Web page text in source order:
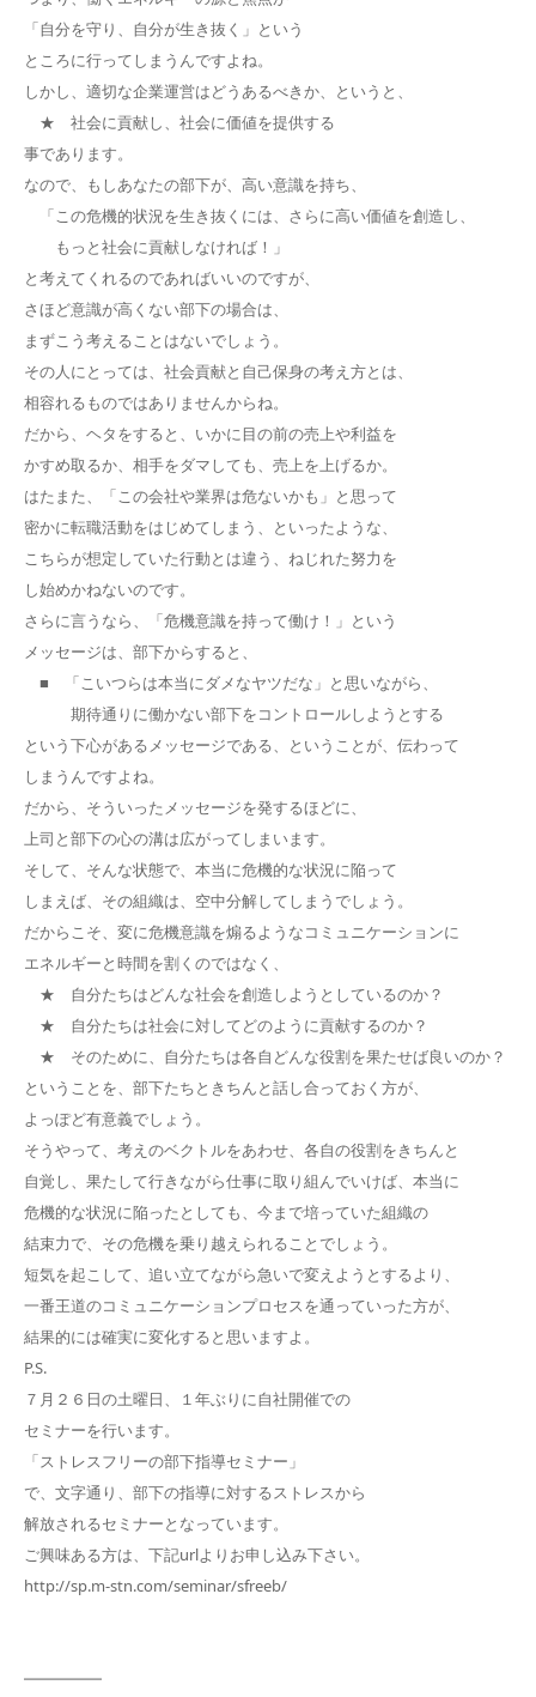
「自分を守り、自分が生き抜く」という
ところに行ってしまうんですよね。
しかし、適切な企業運営はどうあるべきか、というと、
★ 社会に貢献し、社会に価値を提供する
事であります。
なので、もしあなたの部下が、高い意識を持ち、
「この危機的状況を生き抜くには、さらに高い価値を創造し、
もっと社会に貢献しなければ！」
と考えてくれるのであればいいのですが、
さほど意識が高くない部下の場合は、
まずこう考えることはないでしょう。
その人にとっては、社会貢献と自己保身の考え方とは、
相容れるものではありませんからね。
だから、ヘタをすると、いかに目の前の売上や利益を
かすめ取るか、相手をダマしても、売上を上げるか。
はたまた、「この会社や業界は危ないかも」と思って
密かに転職活動をはじめてしまう、といったような、
こちらが想定していた行動とは違う、ねじれた努力を
し始めかねないのです。
さらに言うなら、「危機意識を持って働け！」という
メッセージは、部下からすると、
■ 「こいつらは本当にダメなヤツだな」と思いながら、
期待通りに働かない部下をコントロールしようとする
という下心があるメッセージである、ということが、伝わって
しまうんですよね。
だから、そういったメッセージを発するほどに、
上司と部下の心の溝は広がってしまいます。
そして、そんな状態で、本当に危機的な状況に陥って
しまえば、その組織は、空中分解してしまうでしょう。
だからこそ、変に危機意識を煽るようなコミュニケーションに
エネルギーと時間を割くのではなく、
★ 自分たちはどんな社会を創造しようとしているのか？
★ 自分たちは社会に対してどのように貢献するのか？
★ そのために、自分たちは各自どんな役割を果たせば良いのか？
ということを、部下たちときちんと話し合っておく方が、
よっぽど有意義でしょう。
そうやって、考えのベクトルをあわせ、各自の役割をきちんと
自覚し、果たして行きながら仕事に取り組んでいけば、本当に
危機的な状況に陥ったとしても、今まで培っていた組織の
結束力で、その危機を乗り越えられることでしょう。
短気を起こして、追い立てながら急いで変えようとするより、
一番王道のコミュニケーションプロセスを通っていった方が、
結果的には確実に変化すると思いますよ。
P.S.
７月２６日の土曜日、１年ぶりに自社開催での
セミナーを行います。
「ストレスフリーの部下指導セミナー」
で、文字通り、部下の指導に対するストレスから
解放されるセミナーとなっています。
ご興味ある方は、下記urlよりお申し込み下さい。
http://sp.m-stn.com/seminar/sfreeb/
━━━━━